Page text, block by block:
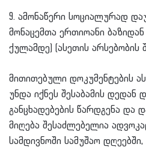
9. ამონაწერი სოციალურად
მონაცემთა ერთიოანი ბაზიდან
ქულამდე) (ასეთის არსებობის
მითითებული დოკუმენტების
უნდა იქნეს შესაბამის დედან
განცხადებების წარდგენა და
მიღება შესაძლებელია
სამდივნოში სამუშაო დღეებში,